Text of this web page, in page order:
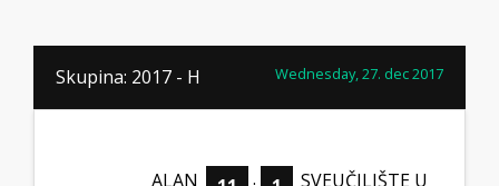
Skupina: 2017 - H Wednesday, 27. dec 2017
ALAN SVEUČILIŠTE U